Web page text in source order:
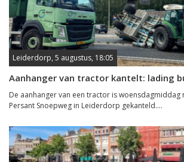
Leiderdorp, 5 augustus, 18:05
Aanhanger van tractor kantelt: lading
De aanhanger van een tractor is
Persant Snoepweg in Leiderdorp gekanteld....